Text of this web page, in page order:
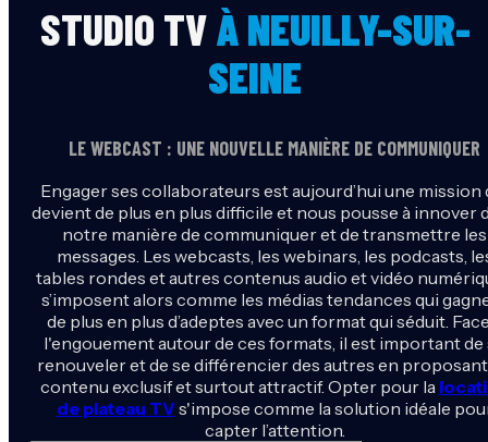
STUDIO TVÀ NEUILLY-SUR-
SEINE
LE WEBCAST : UNE NOUVELLE MANIÈRE DE COMMUNIQUER
Engager ses collaborateurs est aujourd’hui une mission
devient de plus en plus difficile et nous pousse à innover
notre manière de communiquer et de transmettre les
messages. Les webcasts, les webinars, les podcasts,
tables rondes et autres contenus audio et vidéo
s’imposent alors comme les médias tendances qui
de plus en plus d’adeptes avec un format qui séduit.
l'engouement autour de ces formats, il est important de
renouveler et de se différencier des autres en
contenu exclusif et surtout attractif. Opter pour la
de plateau TVs'impose comme la solution idéale
capter l’attention.